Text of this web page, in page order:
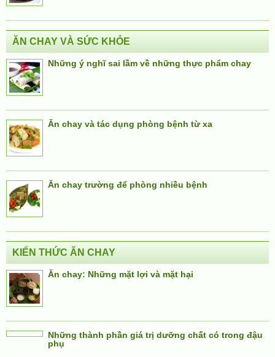
ĂN CHAY VÀ SỨC KHỎE
Những ý nghĩ sai lầm về những thực phẩm chay
Ăn chay và tác dụng phòng bệnh từ xa
Ăn chay trường để phòng nhiều bệnh
KIẾN THỨC ĂN CHAY
Ăn chay: Những mặt lợi và mặt hại
Những thành phần giá trị dưỡng chất có trong đậu
phụ